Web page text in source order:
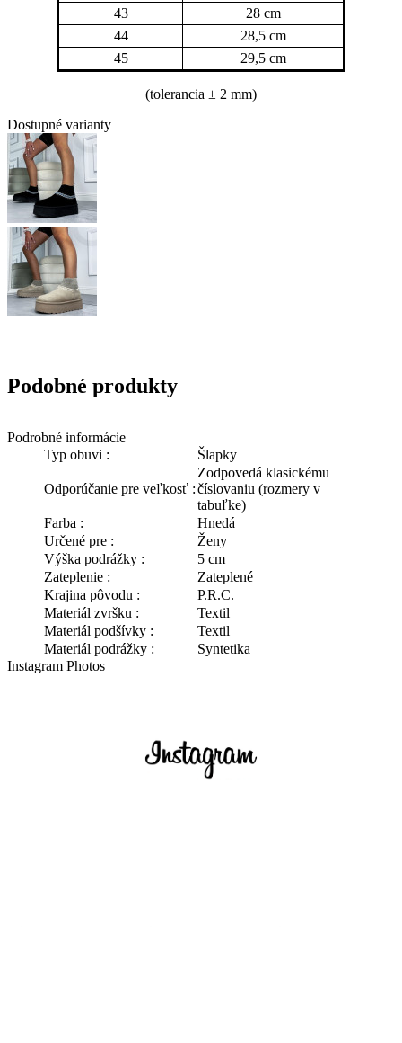
43
28 cm
44
28,5 cm
45
29,5 cm
(tolerancia ± 2 mm)
Dostupné varianty
Podrobné informácie
Typ obuvi :
Šlapky
Odporúčanie pre veľkosť :
Zodpovedá klasickému
číslovaniu (rozmery v
tabuľke)
Farba :
Hnedá
Určené pre :
Ženy
Výška podrážky :
5 cm
Zateplenie :
Zateplené
Krajina pôvodu :
P.R.C.
Materiál zvršku :
Textil
Materiál podšívky :
Textil
Materiál podrážky :
Syntetika
Instagram Photos
Podobné produkty